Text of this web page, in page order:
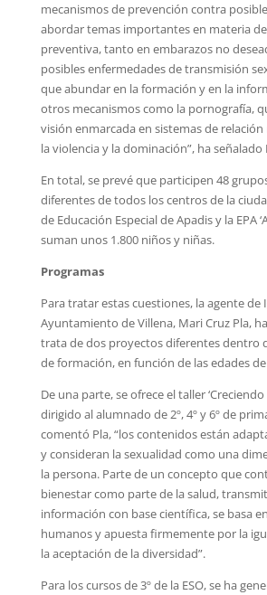
mecanismos de prevención contra
abordar temas importantes en materia
preventiva, tanto en embarazos no
posibles enfermedades de transmisión
que abundar en la formación y en la
otros mecanismos como la pornografía,
visión enmarcada en sistemas de
la violencia y la dominación”, ha señalado
En total, se prevé que participen 48
diferentes de todos los centros de la
de Educación Especial de Apadis y la EPA
suman unos 1.800 niños y niñas.
Programas
Para tratar estas cuestiones, la agente de
Ayuntamiento de Villena, Mari Cruz Pla,
trata de dos proyectos diferentes dentro
de formación, en función de las edades
De una parte, se ofrece el taller ‘Creciendo
dirigido al alumnado de 2º, 4º y 6º de
comentó Pla, “los contenidos están
y consideran la sexualidad como una
la persona. Parte de un concepto que
bienestar como parte de la salud,
información con base científica, se basa
humanos y apuesta firmemente por la
la aceptación de la diversidad”.
Para los cursos de 3º de la ESO, se ha